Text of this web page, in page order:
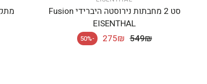
הוספה לעגלה
סט 2 מחבתות נירוסטה היברידי Fusion
EISENTHAL
275₪
-50% מחיר מבצעמחיר רגיל549₪